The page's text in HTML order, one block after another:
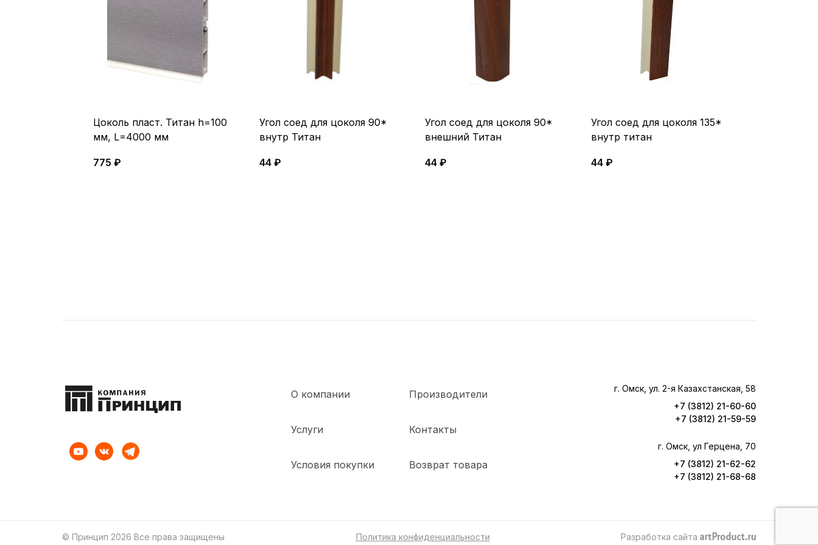
Цоколь пласт. Титан h=100
мм, L=4000 мм
775 ₽
Угол соед для цоколя 90*
внутр Титан
44 ₽
Угол соед для цоколя 90*
внешний Титан
44 ₽
Угол соед для цоколя 135*
внутр титан
44 ₽
О компании
Услуги
Условия покупки
Производители
Контакты
Возврат товара
г. Омск, ул. 2-я Казахстанская, 58
+7 (3812) 21-60-60
+7 (3812) 21-59-59
г. Омск, ул Герцена, 70
+7 (3812) 21-62-62
+7 (3812) 21-68-68
© Принцип 2026 Все права защищены Политика конфиденциальности Разработка сайта